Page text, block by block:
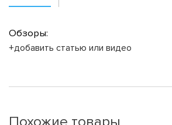
Обзоры:
+добавить статью или видео